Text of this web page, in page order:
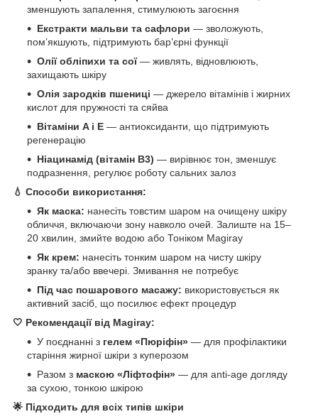
зменшують запалення, стимулюють загоєння
Екстракти мальви та сафлори — зволожують,
пом’якшують, підтримують бар’єрні функції
Олії обліпихи та сої— живлять, відновлюють,
захищають шкіру
Олія зародків пшениці — джерело вітамінів і жирних
кислот для пружності та сяйва
Вітаміни A і E — антиоксиданти, що підтримують
регенерацію
Ніацинамід (вітамін B3) — вирівнює тон, зменшує
подразнення, регулює роботу сальних залоз
💧 Способи використання:
Як маска: нанесіть товстим шаром на очищену шкіру
обличчя, включаючи зону навколо очей. Залиште на 15–
20 хвилин, змийте водою або Тоніком Magiray
Як крем: нанесіть тонким шаром на чисту шкіру
зранку та/або ввечері. Змивання не потребує
Під час пошарового масажу: використовується як
активний засіб, що посилює ефект процедур
🤍 Рекомендації від Magiray:
У поєднанні з гелем «Пюріфін» — для профілактики
старіння жирної шкіри з куперозом
Разом з маскою «Ліфтофін» — для anti-age догляду
за сухою, тонкою шкірою
🌟 Підходить для всіх типів шкіри